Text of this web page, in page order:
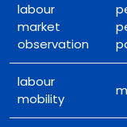
labour
market
observation
labour
mobility